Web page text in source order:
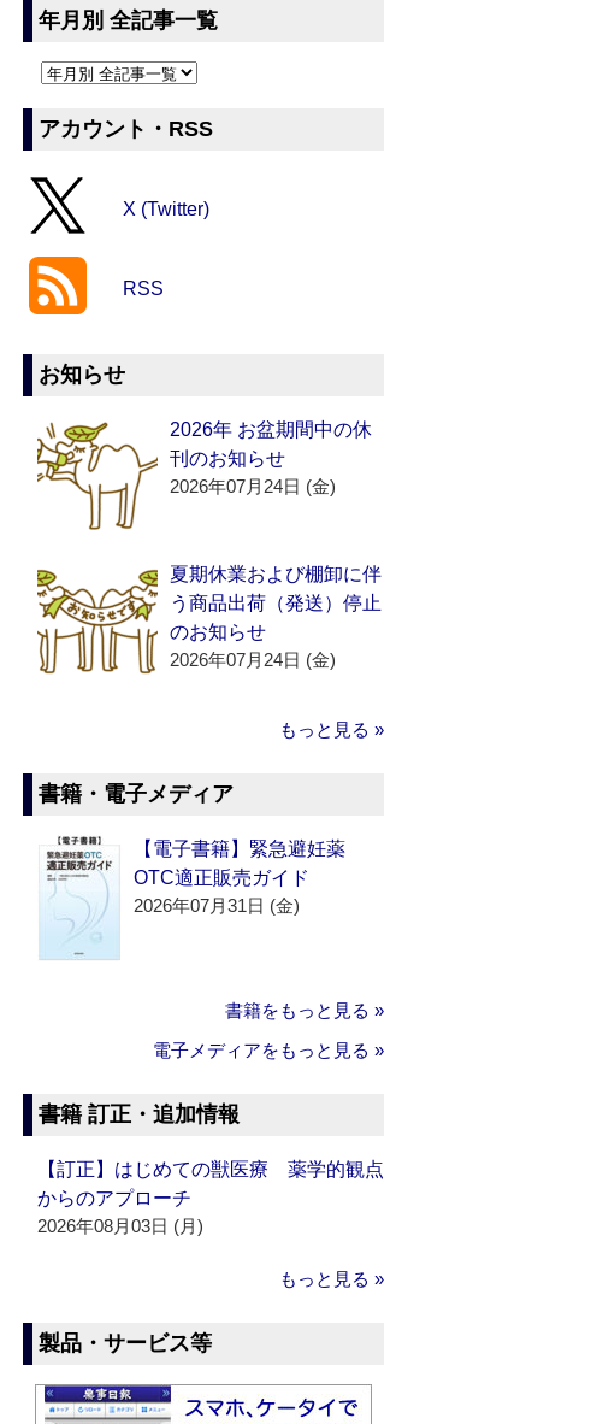
年月別 全記事一覧
アカウント・RSS
X (Twitter)
RSS
お知らせ
2026年 お盆期間中の休
刊のお知らせ
2026年07月24日 (金)
夏期休業および棚卸に伴
う商品出荷（発送）停止
のお知らせ
2026年07月24日 (金)
もっと見る »
書籍・電子メディア
【電子書籍】緊急避妊薬
OTC適正販売ガイド
2026年07月31日 (金)
書籍をもっと見る »
電子メディアをもっと見る »
書籍 訂正・追加情報
【訂正】はじめての獣医療 薬学的観点
からのアプローチ
2026年08月03日 (月)
もっと見る »
製品・サービス等